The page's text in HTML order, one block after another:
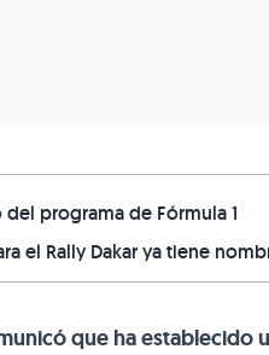
programa de Fórmula 1
el Rally Dakar ya tiene
que ha establecido